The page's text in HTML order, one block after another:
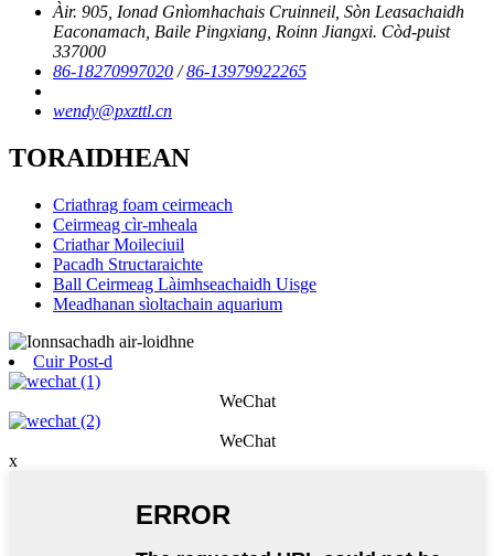
Àir. 905, Ionad Gnìomhachais Cruinneil, Sòn Leasachaidh
Eaconamach, Baile Pingxiang, Roinn Jiangxi. Còd-puist
337000
86-18270997020 /86-13979922265
wendy@pxzttl.cn
TORAIDHEAN
Criathrag foam ceirmeach
Ceirmeag cìr-mheala
Criathar Moileciuil
Pacadh Structaraichte
Ball Ceirmeag Làimhseachaidh Uisge
Meadhanan sìoltachain aquarium
Cuir Post-d
WeChat
WeChat
x